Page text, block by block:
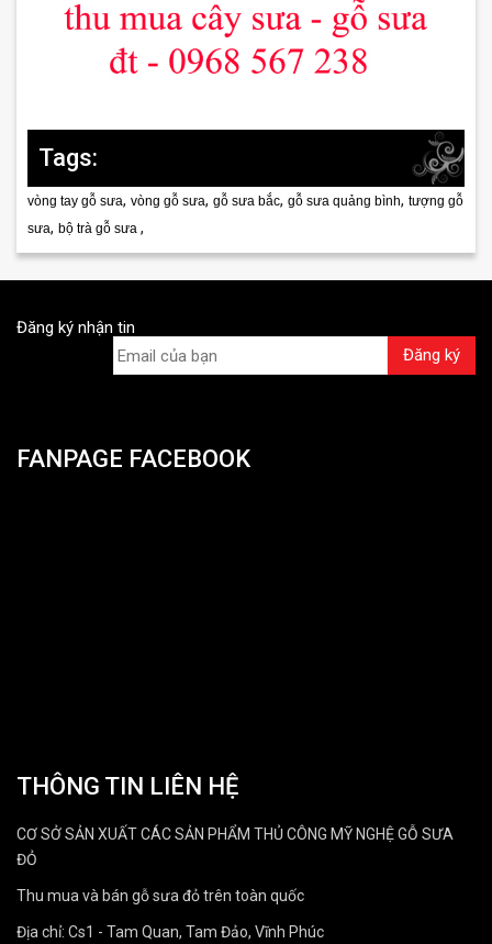
Tags:
vòng tay gỗ sưa, vòng gỗ sưa, gỗ sưa bắc, gỗ sưa quảng bình, tượng gỗ
sưa, bộ trà gỗ sưa ,
rugby maillot
Đăng ký nhận tin
FANPAGE FACEBOOK
THÔNG TIN LIÊN HỆ
CƠ SỞ SẢN XUẤT CÁC SẢN PHẨM THỦ CÔNG MỸ NGHỆ GỖ SƯA
ĐỎ
Thu mua và bán gỗ sưa đỏ trên toàn quốc
Địa chỉ: Cs1 - Tam Quan, Tam Đảo, Vĩnh Phúc